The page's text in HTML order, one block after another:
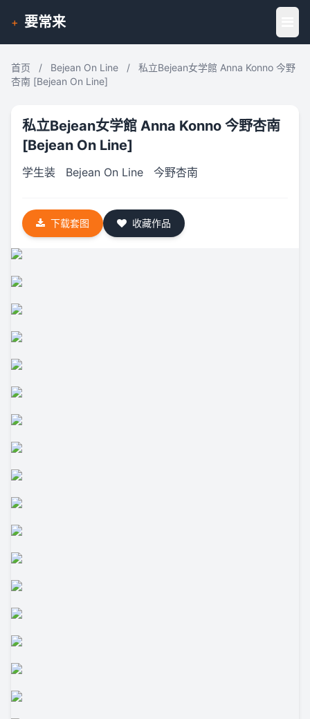
+ 要常来
首页 / Bejean On Line /
私立Bejean女学館 Anna Konno 今野
杏南 [Bejean On Line]
私立Bejean女学館 Anna Konno 今野杏南
[Bejean On Line]
学生装 Bejean On Line 今野杏南
下载套图 收藏作品